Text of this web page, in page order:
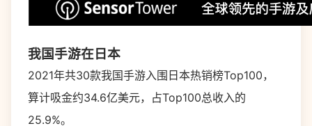
我国手游在日本
2021年共30款我国手游入围日本热销榜Top100，
算计吸金约34.6亿美元，占Top100总收入的
25.9%。